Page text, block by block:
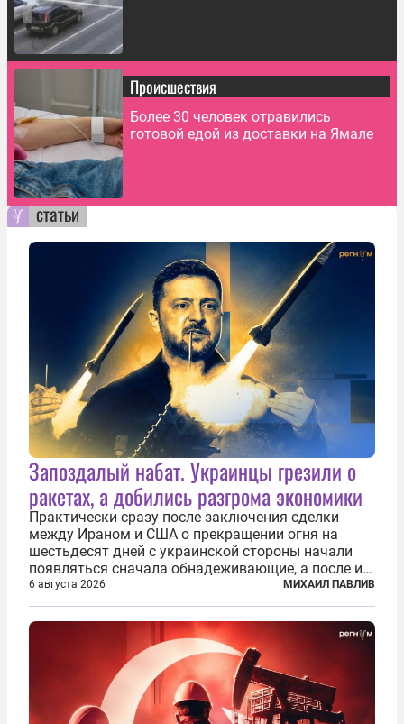
Происшествия
Более 30 человек отравились
готовой едой из доставки на Ямале
статьи
Запоздалый набат. Украинцы грезили о
ракетах, а добились разгрома экономики
Практически сразу после заключения сделки
между Ираном и США о прекращении огня на
шестьдесят дней с украинской стороны начали
появляться сначала обнадеживающие, а после и
вовсе бравурные заявления про некий «перелом»
в войне. Вероятно, в сознании первых лиц
киевского режима и стоящих за ними...
6 августа 2026 МИХАИЛ ПАВЛИВ